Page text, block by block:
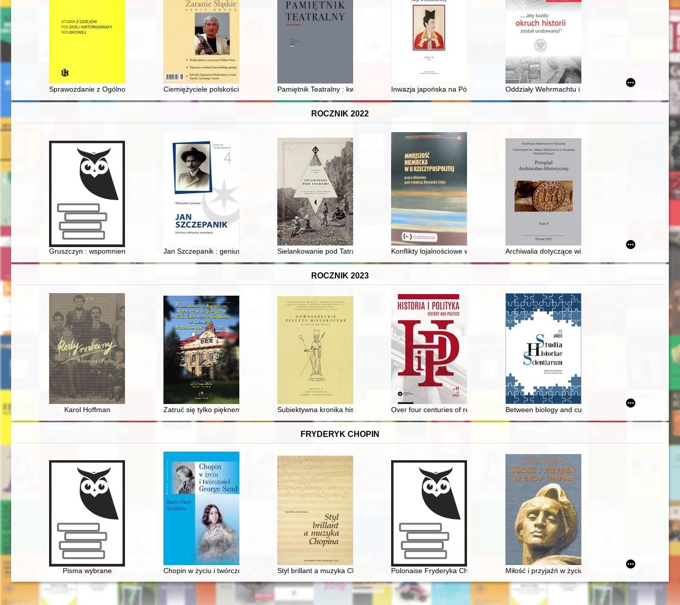
Sprawozdanie z Ogólnopolskiej Konferencji Naukowej: "Armia od kuchni. Organizacja, wyposażenie, logistyka, kwatermistrzostwo na przestrzeni wieków". Online 29–30 stycznia 2021 roku
Ciemiężyciele polskości czy władcy oświeceni? : o elitach urzędniczych na Górnym Śląsku
Pamiętnik Teatralny : kwartalnik poświęcony historii i krytyce teatru założony przez Leona Schillera. R. 70, z. 1 (2021)
Inwazja japońska na Półwysep Koreański w latach 1592-1598 a roszczenia restytucyjne
Oddziały Wehrmachtu i Schupo w Warszawie
ROCZNIK 2022
Gruszczyn : wspomnienia i trochę historiiJan Szczepanik : geniusz, odkrywca i wynalazcaSielankowanie pod Tatrami : życie codzienne i niecodzienne Zakopanego w XIX wieku
Konflikty lojalnościowe w mniejszości niemieckiej : polityk Eduard Pant wobec wyzwań
Archiwalia dotyczące wielkopolskich gmin
ROCZNIK 2023
Karol Hoffman Zatruć się tylko pięknem - spojrzenie na społeczną funkcję muzeów (z pedagogiką w tle)
Subiektywna kronika historyczna Over four centuries of relations between the Netherlands and Türkiye = Ponad cztery
Between biology and culture : Polish reflections on
FRYDERYK CHOPIN
Pisma wybrane Chopin w życiu i twórczości George SandStyl brillant a muzyka Chopina Polonaise Fryderyka Chopina. Zagadka inicjalnej figury dźwiękowej
Miłość i przyjaźń w życiu Chopina